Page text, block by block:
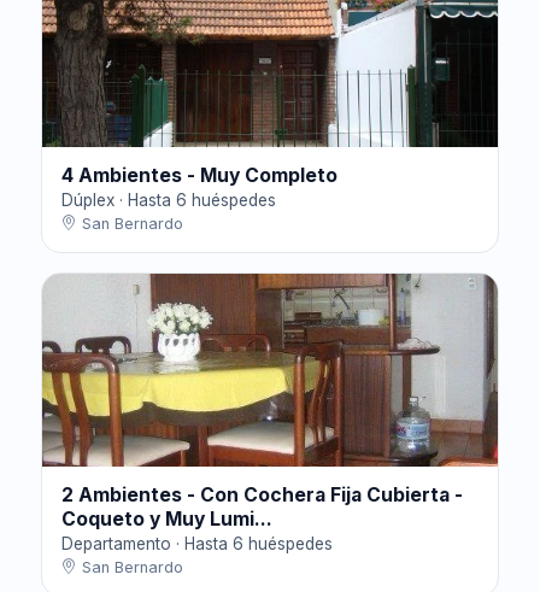
4 Ambientes - Muy Completo
Dúplex · Hasta 6 huéspedes
San Bernardo
2 Ambientes - Con Cochera Fija Cubierta -
Coqueto y Muy Lumi...
Departamento · Hasta 6 huéspedes
San Bernardo